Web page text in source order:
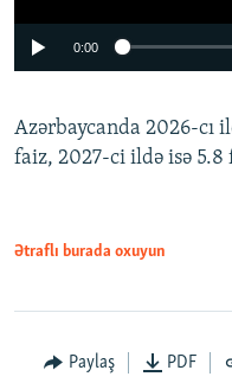
0:00
Azərbaycanda 2026-cı
faiz, 2027-ci ildə isə 5.8
Ətraflı burada oxuyun
Paylaş PDF